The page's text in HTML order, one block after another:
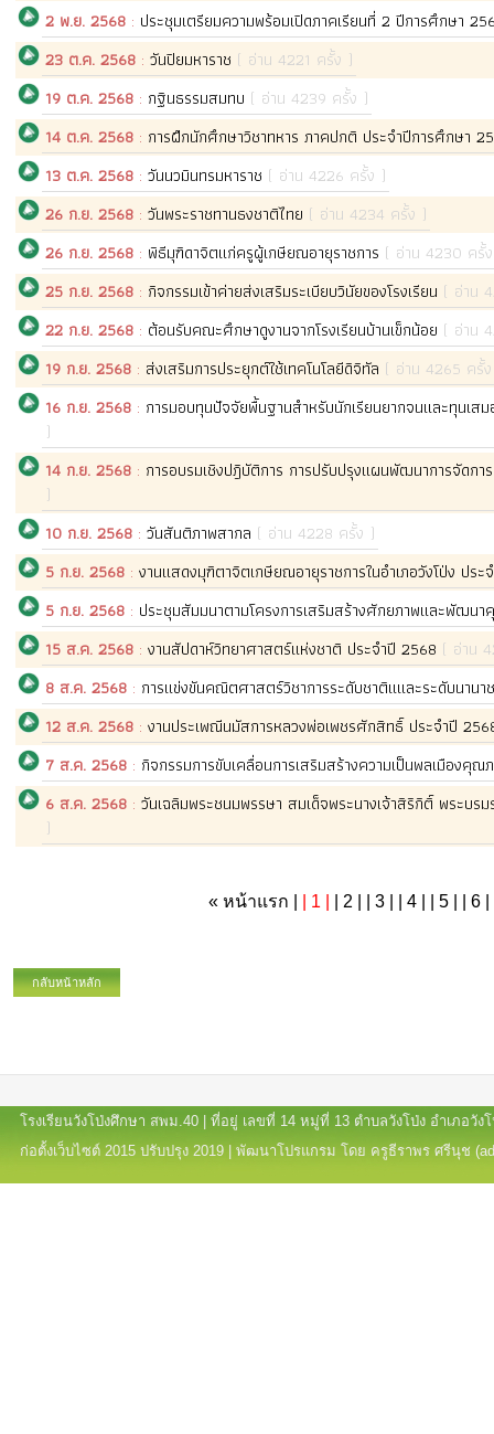
2 พ.ย. 2568 : ประชุมเตรียมความพร้อมเปิดภาคเรียนที่ 2 ปีการศึกษา
23 ต.ค. 2568 : วันปิยมหาราช ( อ่าน 4221 ครั้ง )
19 ต.ค. 2568 : กฐินธรรมสมทบ ( อ่าน 4239 ครั้ง )
14 ต.ค. 2568 : การฝึกนักศึกษาวิชาทหาร ภาคปกติ ประจำปีการศึกษา
13 ต.ค. 2568 : วันนวมินทรมหาราช ( อ่าน 4226 ครั้ง )
26 ก.ย. 2568 : วันพระราชทานธงชาติไทย ( อ่าน 4234 ครั้ง )
26 ก.ย. 2568 : พิธีมุฑิดาจิตแก่ครูผู้เกษียณอายุราชการ ( อ่าน 4230 ครั้
25 ก.ย. 2568 : กิจกรรมเข้าค่ายส่งเสริมระเบียบวินัยของโรงเรียน ( อ่าน
22 ก.ย. 2568 : ต้อนรับคณะศึกษาดูงานจากโรงเรียนบ้านเข็กน้อย ( อ่าน
19 ก.ย. 2568 : ส่งเสริมการประยุกต์ใช้เทคโนโลยีดิจิทัล ( อ่าน 4265 ครั้
16 ก.ย. 2568 : การมอบทุนปัจจัยพื้นฐานสำหรับนักเรียนยากจนและทุนเ
)
14 ก.ย. 2568 : การอบรมเชิงปฎิบัติการ การปรับปรุงแผนพัฒนาการจัด
)
10 ก.ย. 2568 : วันสันติภาพสากล ( อ่าน 4228 ครั้ง )
5 ก.ย. 2568 : งานแสดงมุฑิตาจิตเกษียณอายุราชการในอำเภอวังโป่ง ปร
5 ก.ย. 2568 : ประชุมสัมมนาตามโครงการเสริมสร้างศักยภาพและพัฒน
15 ส.ค. 2568 : งานสัปดาห์วิทยาศาสตร์แห่งชาติ ประจำปี 2568 ( อ่าน
8 ส.ค. 2568 : การแข่งขันคณิตศาสตร์วิชาการระดับชาติแและระดับนาน
12 ส.ค. 2568 : งานประเพณีนมัสการหลวงพ่อเพชรศักสิทธิ์ ประจำปี
7 ส.ค. 2568 : กิจกรรมการขับเคลื่อนการเสริมสร้างความเป็นพลเมืองคุ
6 ส.ค. 2568 : วันเฉลิมพระชนมพรรษา สมเด็จพระนางเจ้าสิริกิติ์ พระบ
)
« หน้าแรก | | 1 | | 2 | | 3 | | 4 | | 5 | | 6 |
กลับหน้าหลัก
รงเรียนวังโป่งศึกษา สพม.40 | ที่อยู่ เลขที่ 14 หมู่ที่ 13 ตำบลวังโป่ง อำเภอวังโ
อตั้งเว็บไซต์ 2015 ปรับปรุง 2019 | พัฒนาโปรแกรม โดย ครูธีราพร ศรีนุช